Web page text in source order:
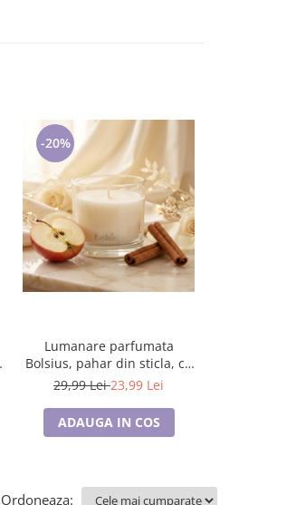
-20%
Lumanare parfumata
Bolsius, pahar din sticla, cu
aroma de mere coapte plus
29,99 Lei23,99 Lei
ADAUGA IN COS
Ordoneaza: